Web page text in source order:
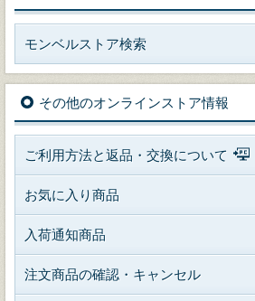
モンベルストア検索
その他のオンラインストア情報
ご利用方法と返品・交換について
お気に入り商品
入荷通知商品
注文商品の確認・キャンセル